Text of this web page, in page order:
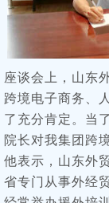
座谈会上，山东
跨境电子商务、
了充分肯定。当
院长对我集团跨
他表示，山东外
省专门从事外经